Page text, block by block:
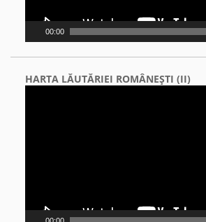
00:00
HARTA LĂUTĂRIEI ROMÂNEŞTI (II)